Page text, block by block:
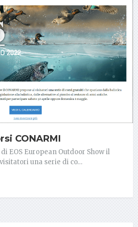
CONARMI
EOS European Outdoor Show il
una serie di co…